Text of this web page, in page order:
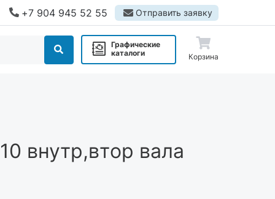
+7 904 945 52 55 Отправить заявку
Графические
каталоги
Корзина
внутр,втор вала